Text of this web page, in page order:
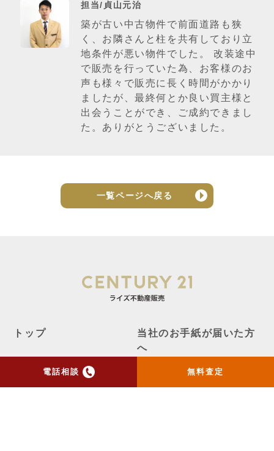
電話相談 無料査定
担当/貞山元治
築が古い中古物件で前面道路も狭
く、お隣さんと柱を共有しており立
地条件が悪い物件でした。 改装途中
で販売を行っていた為、お客様のお
声も様々で販売に長く時間がかかり
ましたが、最終何とか良い買主様と
出会うことができ、ご成約できまし
た。ありがとうございました。
一覧ページへ戻る
トップ
当社のお手紙が届いた方
へ
売却実績 売却の流れ